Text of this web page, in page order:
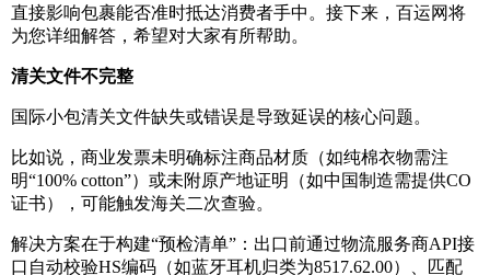
直接影响包裹能否准时抵达消费者手中。接下来，百运网将
为您详细解答，希望对大家有所帮助。
清关文件不完整
国际小包清关文件缺失或错误是导致延误的核心问题。
比如说，商业发票未明确标注商品材质（如纯棉衣物需注
明“100% cotton”）或未附原产地证明（如中国制造需提供CO
证书），可能触发海关二次查验。
解决方案在于构建“预检清单”：出口前通过物流服务商API接
口自动校验HS编码（如蓝牙耳机归类为8517.62.00）、匹配